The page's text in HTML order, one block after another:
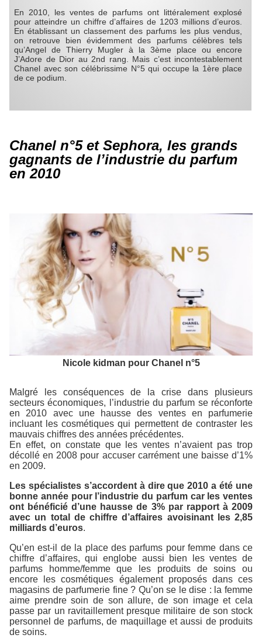
En 2010, les ventes de parfums ont littéralement explosé
pour atteindre un chiffre d’affaires de 1203 millions d’euros.
En établissant un classement des parfums les plus vendus,
on retrouve bien évidemment des parfums célèbres tels
qu’Angel de Thierry Mugler à la 3ème place ou encore
J’Adore de Dior au 2nd rang. Mais c’est incontestablement
Chanel avec son célébrissime N°5 qui occupe la 1ère place
de ce podium.
Chanel n°5 et Sephora, les grands
gagnants de l’industrie du parfum
en 2010
Nicole kidman pour Chanel n°5
Malgré les conséquences de la crise dans plusieurs
secteurs économiques, l’industrie du parfum se réconforte
en 2010 avec une hausse des ventes en parfumerie
incluant les cosmétiques qui permettent de contraster les
mauvais chiffres des années précédentes.
En effet, on constate que les ventes n’avaient pas trop
décollé en 2008 pour accuser carrément une baisse d’1%
en 2009.
Les spécialistes s’accordent à dire que 2010 a été une
bonne année pour l’industrie du parfum car les ventes
ont bénéficié d’une hausse de 3% par rapport à 2009
avec un total de chiffre d’affaires avoisinant les 2,85
milliards d’euros.
Qu’en est-il de la place des parfums pour femme dans ce
chiffre d’affaires, qui englobe aussi bien les ventes de
parfums homme/femme que les produits de soins ou
encore les cosmétiques également proposés dans ces
magasins de parfumerie fine ? Qu’on se le dise : la femme
aime prendre soin de son allure, de son image et cela
passe par un ravitaillement presque militaire de son stock
personnel de parfums, de maquillage et aussi de produits
de soins.